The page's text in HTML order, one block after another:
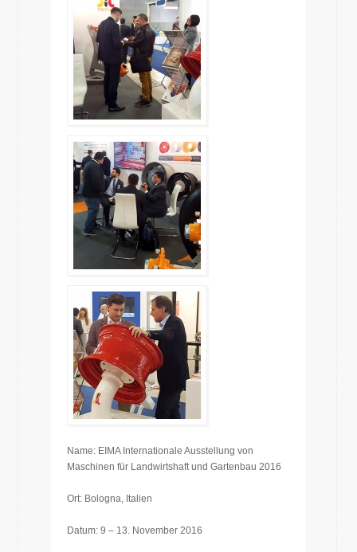
Name: EIMA Internationale Ausstellung von
Maschinen für Landwirtshaft und Gartenbau 2016
Ort: Bologna, Italien
Datum: 9 – 13. November 2016